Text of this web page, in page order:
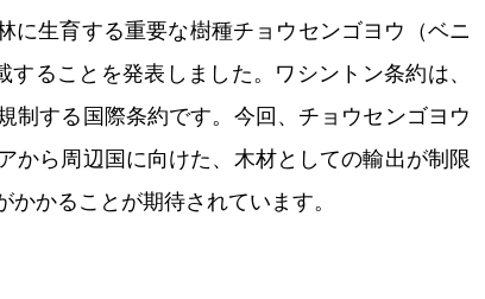
に生育する重要な樹種チョウセンゴヨウ（ベニ
ることを発表しました。ワシントン条約は、
制する国際条約です。今回、チョウセンゴヨウ
から周辺国に向けた、木材としての輸出が制限
かることが期待されています。